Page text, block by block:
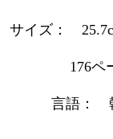
サイズ：
176ペ
言語：